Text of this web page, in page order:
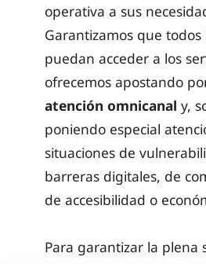
operativa a sus
Garantizamos que todos
puedan acceder a los
ofrecemos apostando
atención omnicanal y,
poniendo especial
situaciones de
barreras digitales, de
de accesibilidad o
Para garantizar la plena